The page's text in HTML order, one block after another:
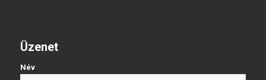
Üzenet
Név